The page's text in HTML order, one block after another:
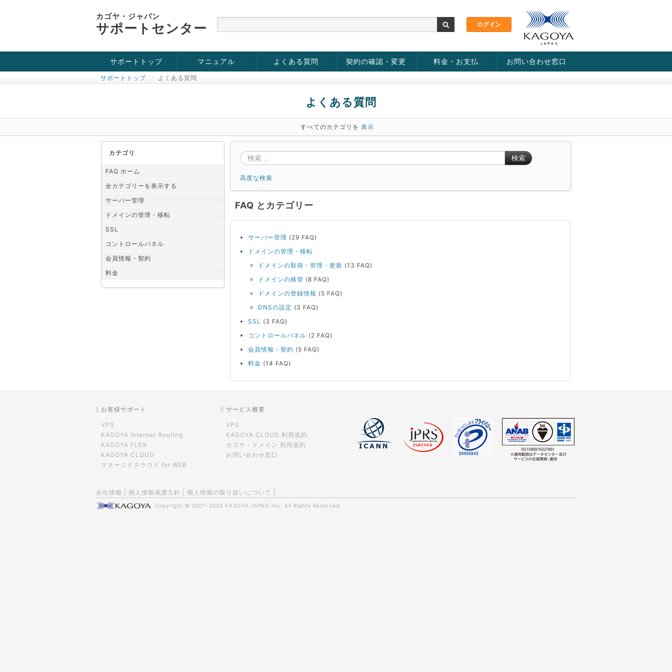
カゴヤ・ジャパン
サポートセンター
サポートトップ
お役立ち情報
チュートリアル
障害・メンテナンス情報
マニュアル よくある質問 契約の確認・変更 料金・お支払 お問い合わせ窓口
サポートトップ よくある質問
よくある質問
すべてのカテゴリを 表示
カテゴリ
FAQ ホーム
全カテゴリーを表示する
サーバー管理
ドメインの管理・移転
SSL
コントロールパネル
会員情報・契約
料金
検索
高度な検索
FAQ とカテゴリー
サーバー管理 (29 FAQ)
ドメインの管理・移転
ドメインの取得・管理・更新 (13 FAQ)
ドメインの移管 (8 FAQ)
ドメインの登録情報 (5 FAQ)
DNSの設定 (3 FAQ)
SSL (3 FAQ)
コントロールパネル (2 FAQ)
会員情報・契約 (5 FAQ)
料金 (14 FAQ)
お客様サポート
VPS
KAGOYA Internet Routing
KAGOYA FLEX
KAGOYA CLOUD
マネージドクラウド for WEB
サービス概要
VPS
KAGOYA CLOUD 利用規約
カゴヤ・ドメイン 利用規約
お問い合わせ窓口
会社情報 個人情報保護方針 個人情報の取り扱いについて
Copyright © 2007-2020 KAGOYA JAPAN Inc. All Rights Reserved.